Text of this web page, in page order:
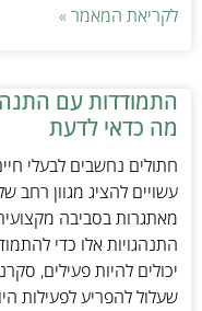
לקריאת המאמר »
התמודדות עם
מה כדאי לדעת
חתולים נחשבים לבעלי
עשויים להציג מגוון רחב
מאתגרות בסביבה
התנהגויות אלו כדי
יכולים להיות פעילים,
שעלול להפריע לפעילות